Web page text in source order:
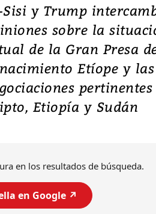
y Trump
sobre la
de la Gran Presa
Etíope y las
Etiopía y Sudán
en los resultados de búsqueda.
en Google ↗️
Video, Japón:
deja heridos y
daños en
Un fuerte terremoto de
7,1 se registró este martes